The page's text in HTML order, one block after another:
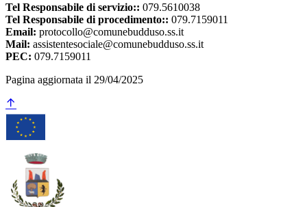
Tel Responsabile di servizio:: 079.5610038
Tel Responsabile di procedimento:: 079.7159011
Email: protocollo@comunebudduso.ss.it
Mail: assistentesociale@comunebudduso.ss.it
PEC: 079.7159011
Pagina aggiornata il 29/04/2025